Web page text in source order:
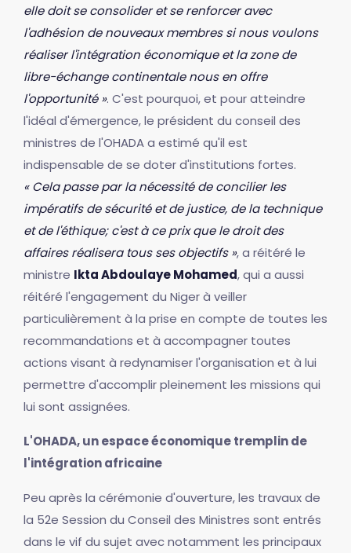
elle doit se consolider et se renforcer avec
l'adhésion de nouveaux membres si nous voulons
réaliser l'intégration économique et la zone de
libre-échange continentale nous en offre
l'opportunité ». C'est pourquoi, et pour atteindre
l'idéal d'émergence, le président du conseil des
ministres de l'OHADA a estimé qu'il est
indispensable de se doter d'institutions fortes.
« Cela passe par la nécessité de concilier les
impératifs de sécurité et de justice, de la technique
et de l'éthique; c'est à ce prix que le droit des
affaires réalisera tous ses objectifs », a réitéré le
ministre Ikta Abdoulaye Mohamed, qui a aussi
réitéré l'engagement du Niger à veiller
particulièrement à la prise en compte de toutes les
recommandations et à accompagner toutes
actions visant à redynamiser l'organisation et à lui
permettre d'accomplir pleinement les missions qui
lui sont assignées.
L'OHADA, un espace économique tremplin de
l'intégration africaine
Peu après la cérémonie d'ouverture, les travaux de
la 52e Session du Conseil des Ministres sont entrés
dans le vif du sujet avec notamment les principaux